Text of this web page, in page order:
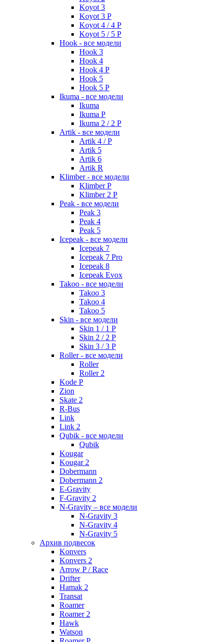
Koyot 3
Koyot 3 P
Koyot 4 / 4 P
Koyot 5 / 5 P
Hook - все модели
Hook 3
Hook 4
Hook 4 P
Hook 5
Hook 5 P
Ikuma - все модели
Ikuma
Ikuma P
Ikuma 2 / 2 P
Artik - все модели
Artik 4 / P
Artik 5
Artik 6
Artik R
Klimber - все модели
Klimber P
Klimber 2 P
Peak - все модели
Peak 3
Peak 4
Peak 5
Icepeak - все модели
Icepeak 7
Icepeak 7 Pro
Icepeak 8
Icepeak Evox
Takoo - все модели
Takoo 3
Takoo 4
Takoo 5
Skin - все модели
Skin 1 / 1 P
Skin 2 / 2 P
Skin 3 / 3 P
Roller - все модели
Roller
Roller 2
Kode P
Zion
Skate 2
R-Bus
Link
Link 2
Qubik - все модели
Qubik
Kougar
Kougar 2
Dobermann
Dobermann 2
E-Gravity
F-Gravity 2
N-Gravity – все модели
N-Gravity 3
N-Gravity 4
N-Gravity 5
Архив подвесок
Konvers
Konvers 2
Arrow P / Race
Drifter
Hamak 2
Transat
Roamer
Roamer 2
Hawk
Watson